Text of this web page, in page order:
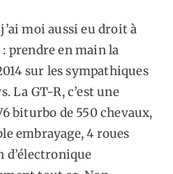
moi aussi eu droit à
prendre en main la
sur les sympathiques
La GT-R, c’est une
biturbo de 550 chevaux,
embrayage, 4 roues